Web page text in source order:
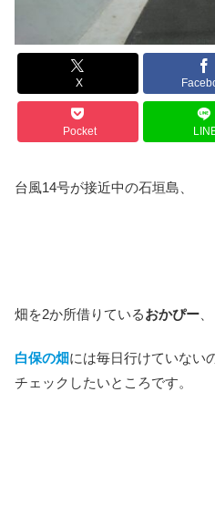
X
Pocket
台風14号が接近中の石垣島、
畑を2か所借りているおかぴー
白保の畑には毎日行けていない
チェックしたいところです。